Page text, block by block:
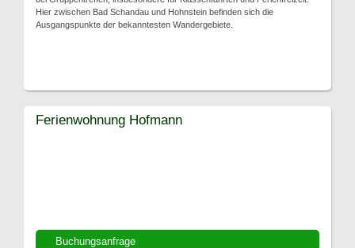
Hier zwischen Bad Schandau und Hohnstein befinden sich die
Ausgangspunkte der bekanntesten Wandergebiete.
Buchungsanfrage
Ferienwohnung Hofmann